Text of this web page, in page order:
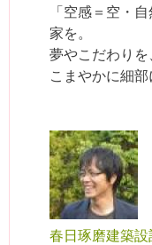
「空感＝空・
家を。
夢やこだわり
こまやかに細部
春日琢磨建築